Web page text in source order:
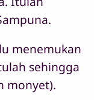
menemukan
sehingga
monyet).